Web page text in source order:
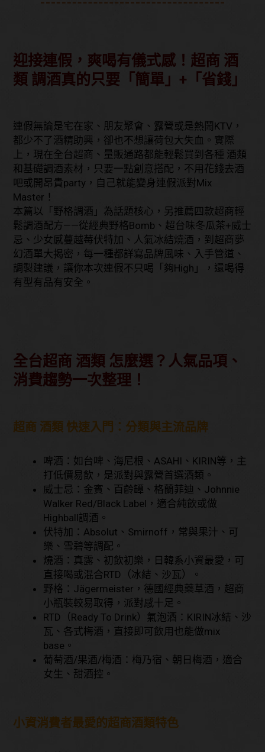
迎接連假，爽喝有儀式感！超商 酒
類 調酒真的只要「簡單」+「省錢」
連假無論是宅在家、朋友聚會、露營或是熱鬧KTV，
都少不了酒精助興，卻也不想讓荷包大失血。實際
上，現在全台超商、量販通路都能輕鬆買到各種 酒類
和基礎調酒素材，只要一點創意搭配，不用花錢去酒
吧或開昂貴party，自己就能變身連假派對Mix
Master！
本篇以「野格調酒」為話題核心，另推薦四款超商輕
鬆調酒配方——從經典野格Bomb、超台味冬瓜茶+威士
忌、少女感蔓越莓伏特加、人氣冰結燒酒，到超商夢
幻酒單大揭密，每一種都詳寫品牌風味、入手管道、
調製建議，讓你本次連假不只喝「夠High」，還喝得
有型有品有安全。
全台超商 酒類 怎麼選？人氣品項、
消費趨勢一次整理！
超商 酒類 快速入門：分類與主流品牌
啤酒： 如台啤、海尼根、ASAHI、KIRIN等，主
打低價易飲，是派對與露營首選酒類。
威士忌： 金賓、百齡罈、格蘭菲迪、Johnnie
Walker Red/Black Label，適合純飲或做
Highball調酒。
伏特加：Absolut、Smirnoff，常與果汁、可
樂、雪碧等調配。
燒酒： 真露、初飲初樂，日韓系小資最愛，可
直接喝或混合RTD（冰結、沙瓦）。
野格： Jägermeister，德國經典藥草酒，超商
小瓶裝較易取得，派對感十足。
RTD（Ready To Drink）氣泡酒： KIRIN冰結、沙
瓦、各式梅酒，直接即可飲用也能做mix
base。
葡萄酒/果酒/梅酒： 梅乃宿、朝日梅酒，適合
女生、甜酒控。
小資消費者最愛的超商酒類特色